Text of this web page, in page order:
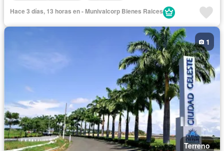
Hace 3 días, 13 horas en - Munivalcorp Bienes Raices
Terreno
1